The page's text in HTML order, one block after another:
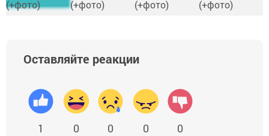
Оставляйте реакции
1 0 0 0 0